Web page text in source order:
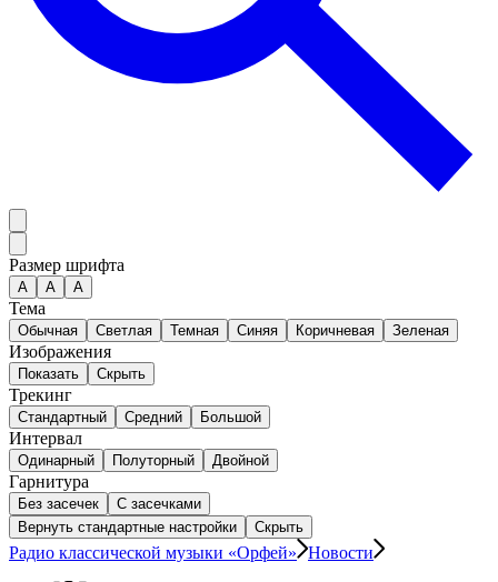
Размер шрифта
А A A
Тема
Обычная Светлая Темная Синяя Коричневая Зеленая
Изображения
Показать Скрыть
Трекинг
Стандартный Средний Большой
Интервал
Одинарный Полуторный Двойной
Гарнитура
Без засечек
С засечками
Вернуть стандартные настройки
Скрыть
Радио классической музыки «Орфей» Новости